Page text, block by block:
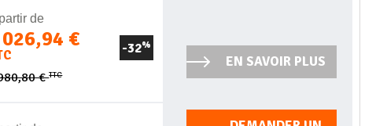
de
€
€TTC
-32%
EN SAVOIR PLUS